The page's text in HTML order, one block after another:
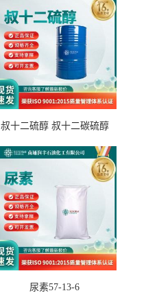
叔十二硫醇 叔十二碳硫醇
尿素57-13-6